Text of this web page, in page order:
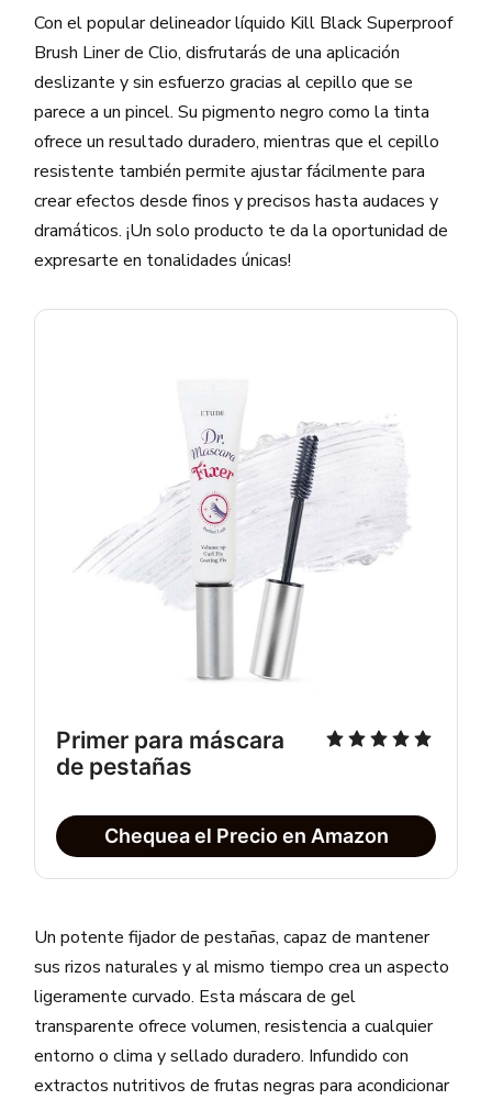
Con el popular delineador líquido Kill Black Superproof
Brush Liner de Clio, disfrutarás de una aplicación
deslizante y sin esfuerzo gracias al cepillo que se
parece a un pincel. Su pigmento negro como la tinta
ofrece un resultado duradero, mientras que el cepillo
resistente también permite ajustar fácilmente para
crear efectos desde finos y precisos hasta audaces y
dramáticos. ¡Un solo producto te da la oportunidad de
expresarte en tonalidades únicas!
Primer para máscara
de pestañas
Chequea el Precio en Amazon
Un potente fijador de pestañas, capaz de mantener
sus rizos naturales y al mismo tiempo crea un aspecto
ligeramente curvado. Esta máscara de gel
transparente ofrece volumen, resistencia a cualquier
entorno o clima y sellado duradero. Infundido con
extractos nutritivos de frutas negras para acondicionar